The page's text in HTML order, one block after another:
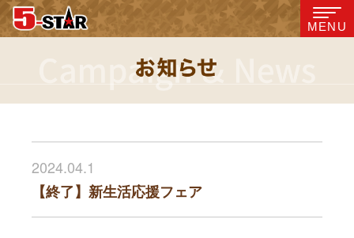
MENU
2024.04.1
【終了】新生活応援フェア